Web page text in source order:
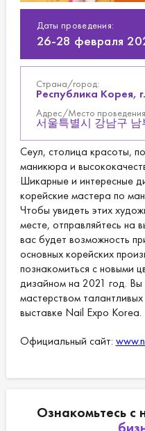
Даты проведения:
26-28 февраля
Страна/город:
Республика Корея,
Адрес/Место
서울특별시 강남구 남
Сеул, столица красоты,
маникюра и
Шикарные и интересные
корейские мастера по
Чтобы увидеть этих
месте, отправляйтесь на
вас будет возможность
основных корейских
познакомиться с новыми
дизайном на 2021 год.
мастерством
выставке Nail Expo Korea.
Официальный сайт:
Ознакомьтесь с